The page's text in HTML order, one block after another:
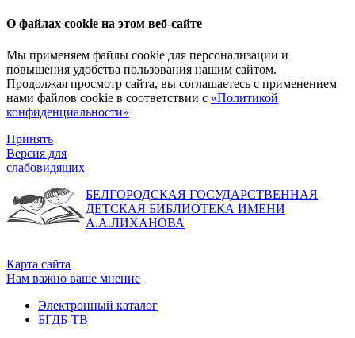
О файлах cookie на этом веб-сайте
Мы применяем файлы cookie для персонализации и
повышения удобства пользования нашим сайтом.
Продолжая просмотр сайта, вы соглашаетесь с применением
нами файлов cookie в соответствии с «Политикой
конфиденциальности»
Принять
Версия для
слабовидящих
БЕЛГОРОДСКАЯ ГОСУДАРСТВЕННАЯ
ДЕТСКАЯ БИБЛИОТЕКА ИМЕНИ
А.А.ЛИХАНОВА
Карта сайта
Нам важно ваше мнение
Электронный каталог
БГДБ-ТВ